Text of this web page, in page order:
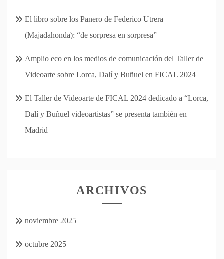
El libro sobre los Panero de Federico Utrera
(Majadahonda): “de sorpresa en sorpresa”
Amplio eco en los medios de comunicación del Taller de
Videoarte sobre Lorca, Dalí y Buñuel en FICAL 2024
El Taller de Videoarte de FICAL 2024 dedicado a “Lorca,
Dalí y Buñuel videoartistas” se presenta también en
Madrid
ARCHIVOS
noviembre 2025
octubre 2025